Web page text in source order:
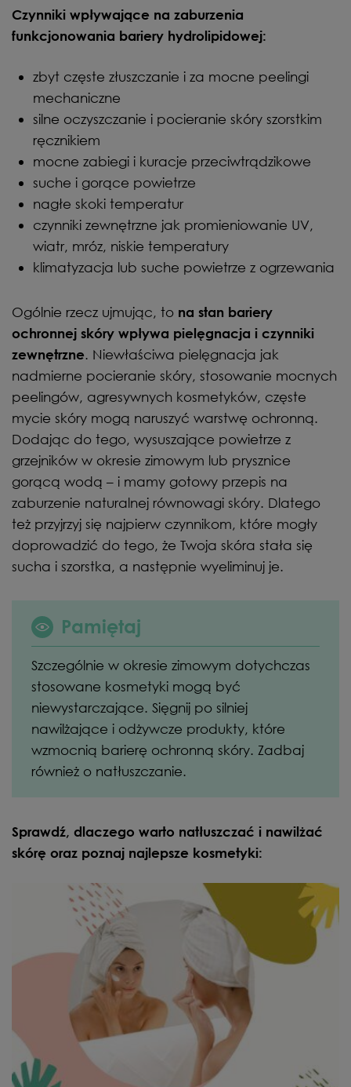
Czynniki wpływające na zaburzenia
funkcjonowania bariery hydrolipidowej:
zbyt częste złuszczanie i za mocne peelingi
mechaniczne
silne oczyszczanie i pocieranie skóry szorstkim
ręcznikiem
mocne zabiegi i kuracje przeciwtrądzikowe
suche i gorące powietrze
nagłe skoki temperatur
czynniki zewnętrzne jak promieniowanie UV,
wiatr, mróz, niskie temperatury
klimatyzacja lub suche powietrze z ogrzewania
Ogólnie rzecz ujmując, to na stan bariery
ochronnej skóry wpływa pielęgnacja i czynniki
zewnętrzne. Niewłaściwa pielęgnacja jak
nadmierne pocieranie skóry, stosowanie mocnych
peelingów, agresywnych kosmetyków, częste
mycie skóry mogą naruszyć warstwę ochronną.
Dodając do tego, wysuszające powietrze z
grzejników w okresie zimowym lub prysznice
gorącą wodą – i mamy gotowy przepis na
zaburzenie naturalnej równowagi skóry. Dlatego
też przyjrzyj się najpierw czynnikom, które mogły
doprowadzić do tego, że Twoja skóra stała się
sucha i szorstka, a następnie wyeliminuj je.
Pamiętaj
Szczególnie w okresie zimowym dotychczas
stosowane kosmetyki mogą być
niewystarczające. Sięgnij po silniej
nawilżające i odżywcze produkty, które
wzmocnią barierę ochronną skóry. Zadbaj
również o natłuszczanie.
Sprawdź, dlaczego warto natłuszczać i nawilżać
skórę oraz poznaj najlepsze kosmetyki: